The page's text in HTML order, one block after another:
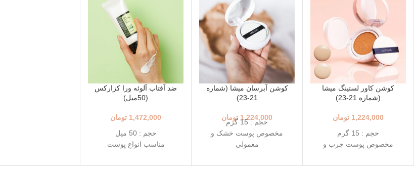
کوشن کاور لستینگ میشا
(شماره 21-23)
1,224,000 تومان
حجم : 15 گرم
مخصوص پوست چرب و
+++SPF50+ PA
کوشن آبرسان میشا (شماره
21-23)
1,224,000 تومان
حجم : 15 گرم
مخصوص پوست خشک و
معمولی
رنگ 23 (Natural Beige - بژ
ضد آفتاب آلوئه ورا کزارکس
(50میل)
1,472,000 تومان
حجم : 50 میل
مناسب انواع پوست
مرطوب کننده و تسکین دهنده